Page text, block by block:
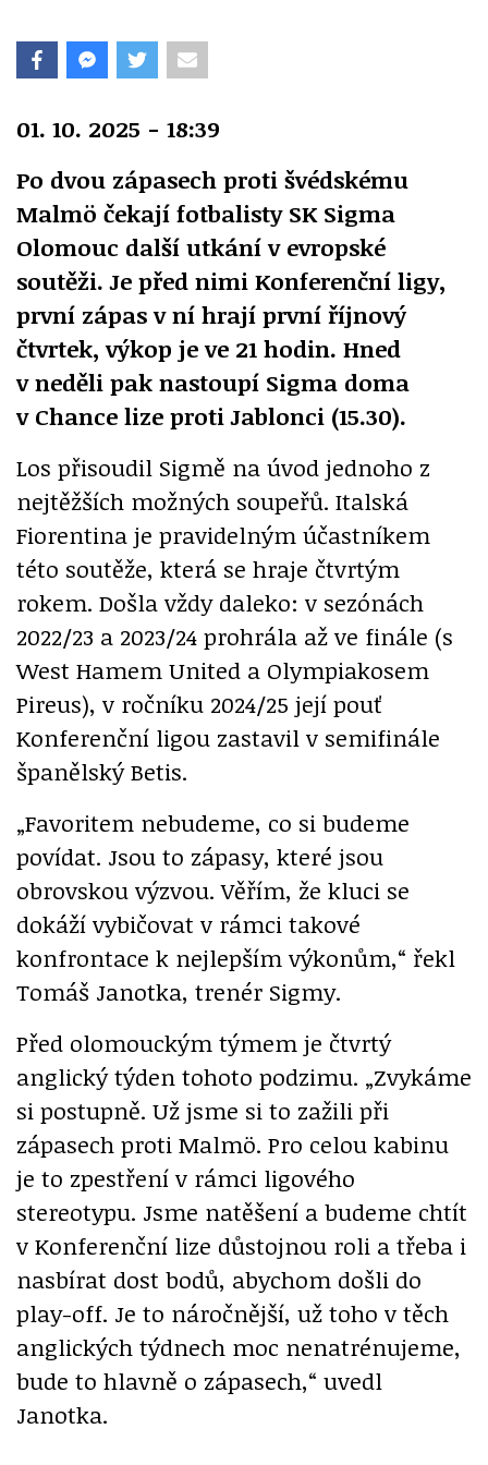
01. 10. 2025 - 18:39
Po dvou zápasech proti švédskému
Malmö čekají fotbalisty SK Sigma
Olomouc další utkání v evropské
soutěži. Je před nimi Konferenční ligy,
první zápas v ní hrají první říjnový
čtvrtek, výkop je ve 21 hodin. Hned
v neděli pak nastoupí Sigma doma
v Chance lize proti Jablonci (15.30).
Los přisoudil Sigmě na úvod jednoho z
nejtěžších možných soupeřů. Italská
Fiorentina je pravidelným účastníkem
této soutěže, která se hraje čtvrtým
rokem. Došla vždy daleko: v sezónách
2022/23 a 2023/24 prohrála až ve finále (s
West Hamem United a Olympiakosem
Pireus), v ročníku 2024/25 její pouť
Konferenční ligou zastavil v semifinále
španělský Betis.
„Favoritem nebudeme, co si budeme
povídat. Jsou to zápasy, které jsou
obrovskou výzvou. Věřím, že kluci se
dokáží vybičovat v rámci takové
konfrontace k nejlepším výkonům,“ řekl
Tomáš Janotka, trenér Sigmy.
Před olomouckým týmem je čtvrtý
anglický týden tohoto podzimu. „Zvykáme
si postupně. Už jsme si to zažili při
zápasech proti Malmö. Pro celou kabinu
je to zpestření v rámci ligového
stereotypu. Jsme natěšení a budeme chtít
v Konferenční lize důstojnou roli a třeba i
nasbírat dost bodů, abychom došli do
play-off. Je to náročnější, už toho v těch
anglických týdnech moc nenatrénujeme,
bude to hlavně o zápasech,“ uvedl
Janotka.